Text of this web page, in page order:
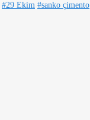
#29 Ekim #sanko çimento